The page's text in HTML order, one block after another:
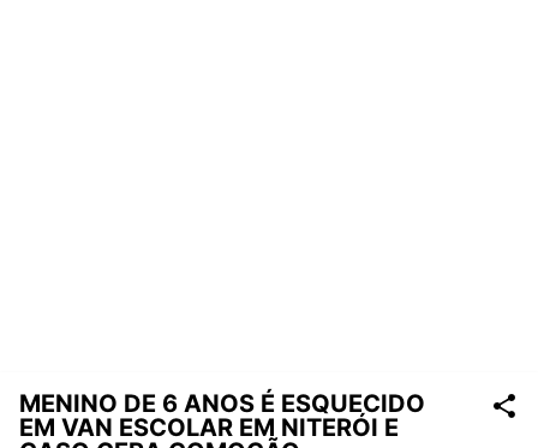
MENINO DE 6 ANOS É ESQUECIDO
EM VAN ESCOLAR EM NITERÓI E